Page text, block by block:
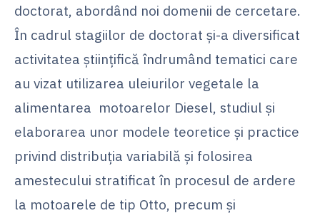
doctorat, abordând noi domenii de cercetare.
În cadrul stagiilor de doctorat şi-a diversificat
activitatea ştiinţifică îndrumând tematici care
au vizat utilizarea uleiurilor vegetale la
alimentarea motoarelor Diesel, studiul şi
elaborarea unor modele teoretice şi practice
privind distribuţia variabilă şi folosirea
amestecului stratificat în procesul de ardere
la motoarele de tip Otto, precum şi